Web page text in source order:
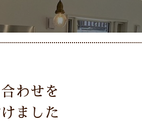
わせを
ました